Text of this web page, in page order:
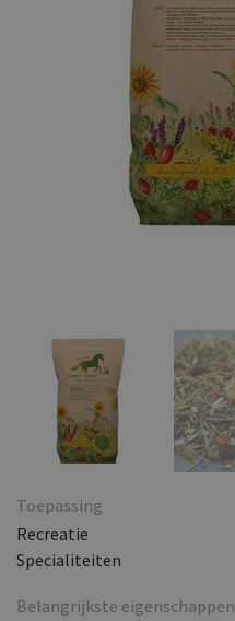
Toepassing
Recreatie
Specialiteiten
Belangrijkste eigenschappen